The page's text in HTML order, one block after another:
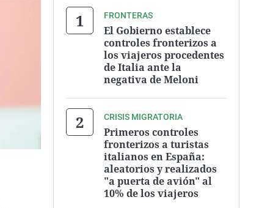
FRONTERAS
El Gobierno establece
controles fronterizos a
los viajeros procedentes
de Italia ante la
negativa de Meloni
CRISIS MIGRATORIA
Primeros controles
fronterizos a turistas
italianos en España:
aleatorios y realizados
"a puerta de avión" al
10% de los viajeros